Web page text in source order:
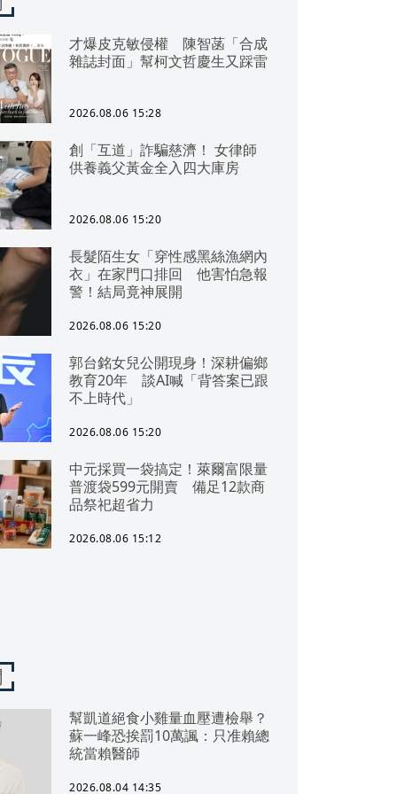
才爆皮克敏侵權 陳智菡「合成
雜誌封面」幫柯文哲慶生又踩雷
2026.08.06 15:28
創「互道」詐騙慈濟！ 女律師
供養義父黃金全入四大庫房
2026.08.06 15:20
長髮陌生女「穿性感黑絲漁網內
衣」在家門口排回 他害怕急報
警！結局竟神展開
2026.08.06 15:20
郭台銘女兒公開現身！深耕偏鄉
教育20年 談AI喊「背答案已跟
不上時代」
2026.08.06 15:20
中元採買一袋搞定！萊爾富限量
普渡袋599元開賣 備足12款商
品祭祀超省力
2026.08.06 15:12
幫凱道絕食小雞量血壓遭檢舉？
蘇一峰恐挨罰10萬諷：只准賴總
統當賴醫師
2026.08.04 14:35